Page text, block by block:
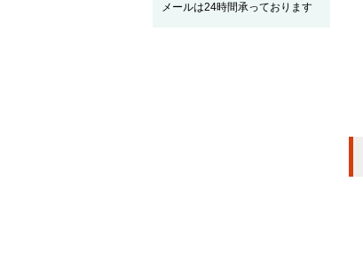
メールは24時間承っております